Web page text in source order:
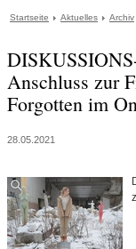
Startseite Aktuelles Archiv
Anschluss zur
Forgotten im
28.05.2021